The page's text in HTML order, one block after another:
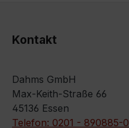
Kontakt
Dahms GmbH
Max-Keith-Straße 66
45136 Essen
Telefon: 0201 - 890885-0